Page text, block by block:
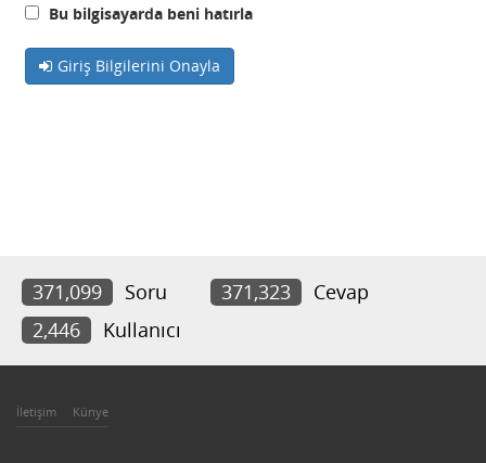
Bu bilgisayarda beni hatırla
Giriş Bilgilerini Onayla
371,099 Soru 371,323
Cevap
2,446
Kullanıcı
İletişim Künye